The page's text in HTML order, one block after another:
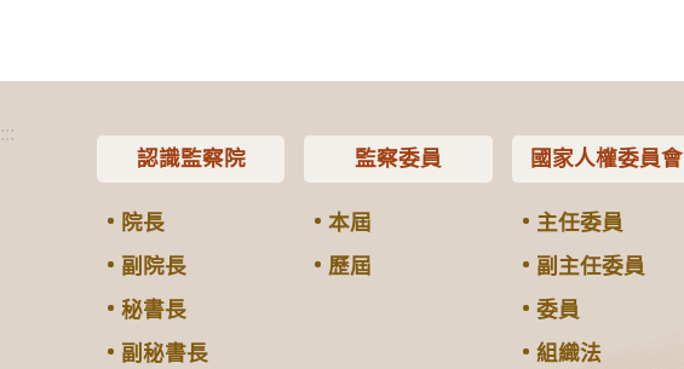
:::
認識監察院
院長
副院長
秘書長
副秘書長
監察委員
本屆
歷屆
國家人權委員會
主任委員
副主任委員
委員
組織法